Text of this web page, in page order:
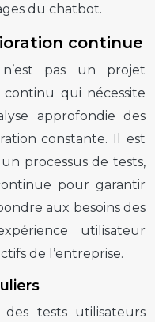
du chatbot.
continue
n’est pas un projet
qui nécessite
approfondie des
constante. Il est
processus de tests,
pour garantir
aux besoins des
utilisateur
de l’entreprise.
tests utilisateurs